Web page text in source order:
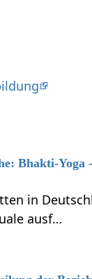
Bhakti-
in
ausf…